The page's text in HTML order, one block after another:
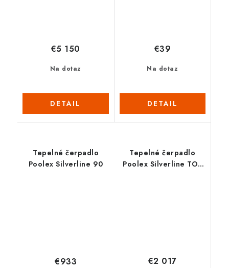
Na dotaz
€5 150
DETAIL
Na dotaz
€39
DETAIL
Tepelné čerpadlo
Poolex Silverline 90
€933
Tepelné čerpadlo
Poolex Silverline TOP
€2 017